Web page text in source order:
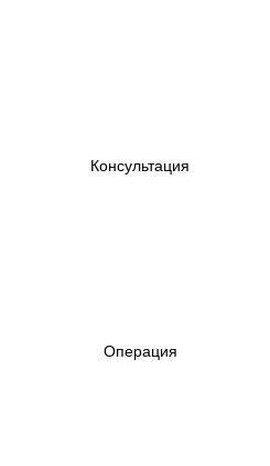
Консультация
Операция